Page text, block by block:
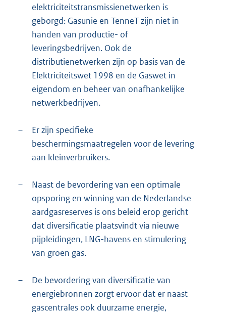
elektriciteitstransmissienetwerken is
geborgd: Gasunie en TenneT zijn niet in
handen van productie- of
leveringsbedrijven. Ook de
distributienetwerken zijn op basis van de
Elektriciteitswet 1998 en de Gaswet in
eigendom en beheer van onafhankelijke
netwerkbedrijven.
–
Er zijn specifieke
beschermingsmaatregelen voor de levering
aan kleinverbruikers.
–
Naast de bevordering van een optimale
opsporing en winning van de Nederlandse
aardgasreserves is ons beleid erop gericht
dat diversificatie plaatsvindt via nieuwe
pijpleidingen, LNG-havens en stimulering
van groen gas.
–
De bevordering van diversificatie van
energiebronnen zorgt ervoor dat er naast
gascentrales ook duurzame energie,